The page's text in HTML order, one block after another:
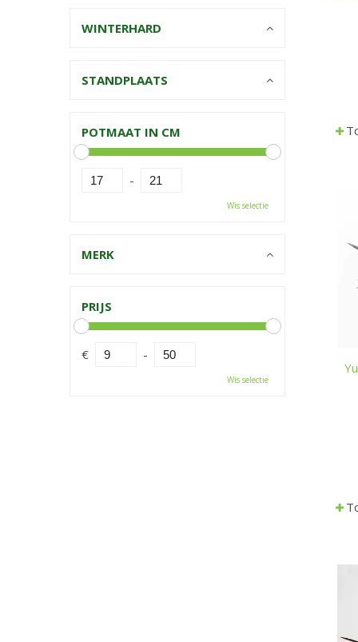
WINTERHARD
STANDPLAATS
POTMAAT IN CM
-
Wis selectie
MERK
PRIJS
€ -
Wis selectie